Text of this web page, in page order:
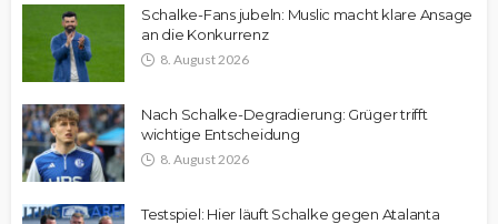
Schalke-Fans jubeln: Muslic macht klare Ansage
an die Konkurrenz
8. August 2026
Nach Schalke-Degradierung: Grüger trifft
wichtige Entscheidung
8. August 2026
Testspiel: Hier läuft Schalke gegen Atalanta